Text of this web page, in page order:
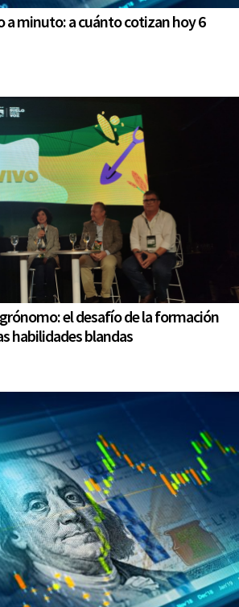
a minuto: a cuánto cotizan hoy 6
el desafío de la formación
habilidades blandas